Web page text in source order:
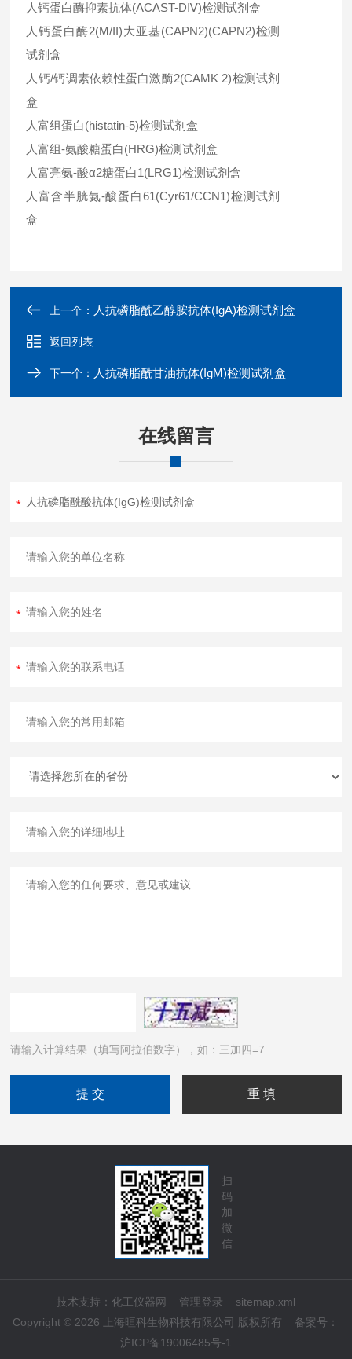
人钙蛋白酶抑素抗体(ACAST-DⅣ)检测试剂盒
人钙蛋白酶2(M/II)大亚基(CAPN2)(CAPN2)检测
试剂盒
人钙/钙调素依赖性蛋白激酶2(CAMK 2)检测试剂
盒
人富组蛋白(histatin-5)检测试剂盒
人富组-氨酸糖蛋白(HRG)检测试剂盒
人富亮氨-酸α2糖蛋白1(LRG1)检测试剂盒
人富含半胱氨-酸蛋白61(Cyr61/CCN1)检测试剂
盒
上一个： 人抗磷脂酰乙醇胺抗体(IgA)检测试剂盒
返回列表
下一个： 人抗磷脂酰甘油抗体(IgM)检测试剂盒
在线留言
请输入计算结果（填写阿拉伯数字），如：三加四=7
扫
码
加
微
信
技术支持： 化工仪器网 管理登录
sitemap.xml
Copyright © 2026 上海晅科生物科技有限公司 版权所有 备案号：
沪ICP备19006485号-1